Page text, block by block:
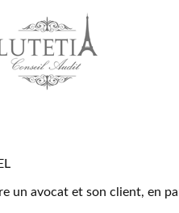
un avocat et son client, en